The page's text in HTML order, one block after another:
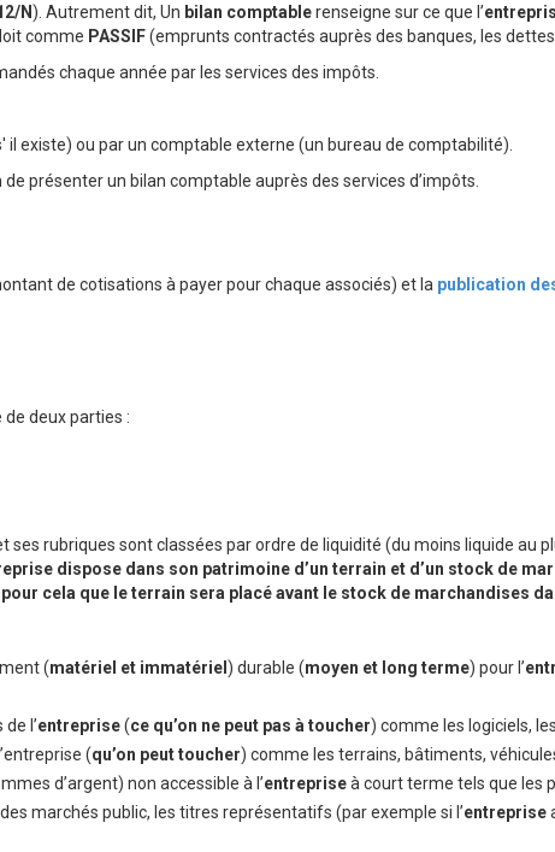
N). Autrement dit, Un bilan comptablerenseigne sur ce que l’
comme PASSIF(emprunts contractés auprès des banques, les
chaque année par les services des impôts.
existe) ou par un comptable externe (un bureau de comptabilité).
de présenter un bilan comptable auprès des services d’impôts.
de cotisations à payer pour chaque associés) et la publication
deux parties :
ses rubriques sont classées par ordre de liquidité (du moins liquide au
dispose dans son patrimoine d’un terrain et d’un stock de
cela que le terrain sera placé avant le stock de marchandises
(matériel et immatériel ) durable (moyen et long terme) pour l’
l’entreprise(ce qu’on ne peut pas à toucher) comme les logiciels,
(qu’on peut toucher) comme les terrains, bâtiments,
d’argent) non accessible à l’entrepriseà court terme tels que les
marchés public, les titres représentatifs (par exemple si l’entreprise